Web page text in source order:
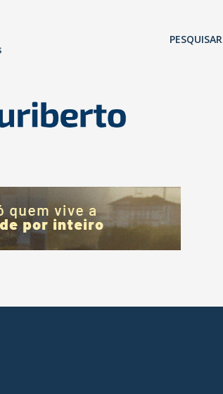
PESQUISAR